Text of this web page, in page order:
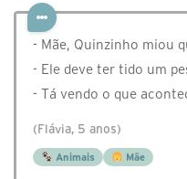
- Mãe, Quinzinho miou
- Ele deve ter tido um
- Tá vendo o que
(Flávia, 5 anos)
Animais Mãe